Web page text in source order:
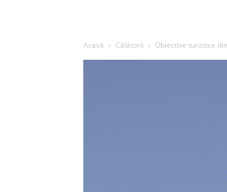
Acasă Călătorii Obiective turistice